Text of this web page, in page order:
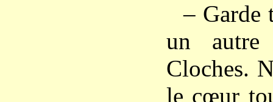
– Garde
un autre
Cloches.
le cœur